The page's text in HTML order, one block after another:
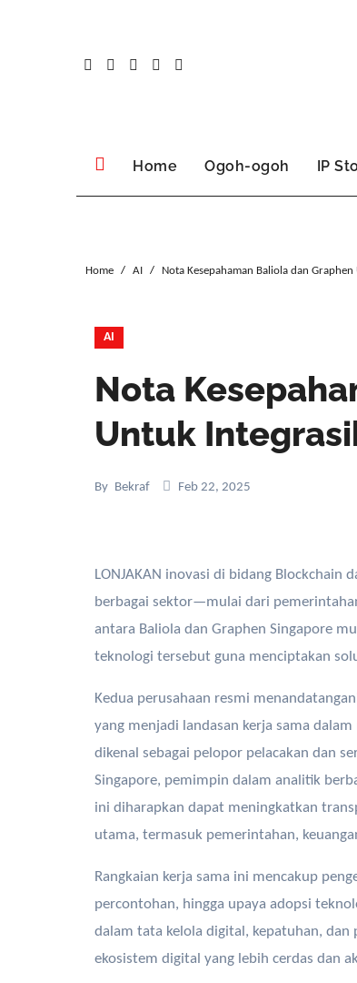
Home Ogoh-ogoh IP
Home AI Nota Kesepahaman Baliola dan
AI
Nota
Untuk
By Bekraf Feb 22, 2025
LONJAKAN inovasi di bidang Blockchain dan Kecerdasan Buatan (AI) kini mendefinisikan ulang cara kerja
berbagai sektor—mulai dari
antara Baliola dan Graphen Singapore
teknologi tersebut guna menciptakan
Kedua perusahaan resmi
yang menjadi landasan kerja sama
dikenal sebagai pelopor pelacakan dan
Singapore, pemimpin dalam analitik
ini diharapkan dapat meningkatkan
utama, termasuk pemerintahan,
Rangkaian kerja sama ini mencakup
percontohan, hingga upaya adopsi
dalam tata kelola digital, kepatuhan,
ekosistem digital yang lebih cerdas dan